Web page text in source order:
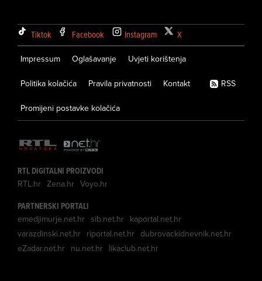
Tiktok Facebook Instagram X
Impressum Oglašavanje Uvjeti korištenja
Politika kolačića Pravila privatnosti Kontakt
Promijeni postavke kolačića
RSS
RTL DIGITALNI PROIZVODI
RTL.hr Zena.hr Voyo.hr
PARTNERSKI PORTALI
emedjimurje.net.hr sib.net.hr kaportal.net.hr
varazdinski.net.hr riportal.net.hr dubrovackidnevnik.net.hr
eZadar.net.hr nu.net.hr likaclub.net.hr